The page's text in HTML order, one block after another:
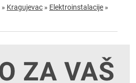
» Kragujevac » Elektroinstalacije »